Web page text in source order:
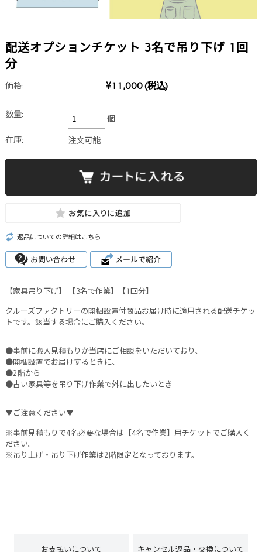
配送オプションチケット 3名で吊り下げ 1回
分
価格: ¥11,000(税込)
数量: 個
在庫: 注文可能
返品についての詳細はこちら
【家具吊り下げ】 【3名で作業】【1回分】
クルーズファクトリーの開梱設置付商品お届け時に適用される配送チケッ
トです。該当する場合にご購入ください。
●事前に搬入見積もりか当店にご相談をいただいており、
●開梱設置でお届けするときに、
●2階から
●古い家具等を吊り下げ作業で外に出したいとき
▼ご注意ください▼
※事前見積もりで4名必要な場合は【4名で作業】用チケットでご購入く
ださい。
※吊り上げ・吊り下げ作業は2階限定となっております。
お支払いについて キャンセル返品・交換について